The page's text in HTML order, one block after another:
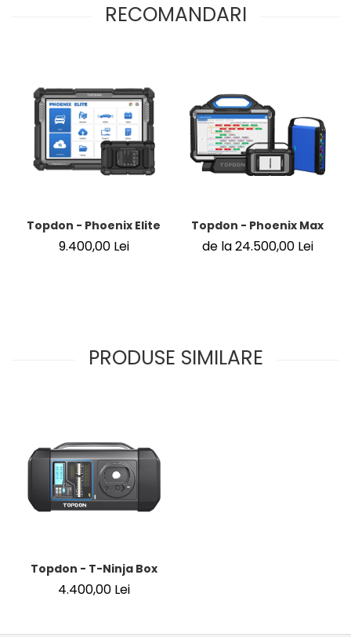
RECOMANDARI
Topdon - Phoenix Elite
9.400,00 Lei
Topdon - Phoenix Max
de la 24.500,00 Lei
PRODUSE SIMILARE
Topdon - T-Ninja Box
4.400,00 Lei